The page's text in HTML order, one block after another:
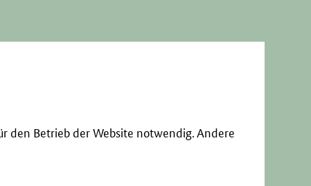
den Betrieb der Website notwendig. Andere